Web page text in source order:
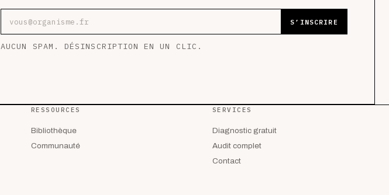
S’INSCRIRE
AUCUN SPAM. DÉSINSCRIPTION EN UN CLIC.
RESSOURCES
Bibliothèque
Communauté
SERVICES
Diagnostic gratuit
Audit complet
Contact